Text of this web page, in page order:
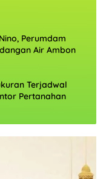
Perumdam
Air Ambon
Terjadwal
Pertanahan